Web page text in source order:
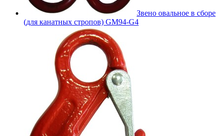
Звено овальное в сборе
(для канатных стропов) GM94-G4